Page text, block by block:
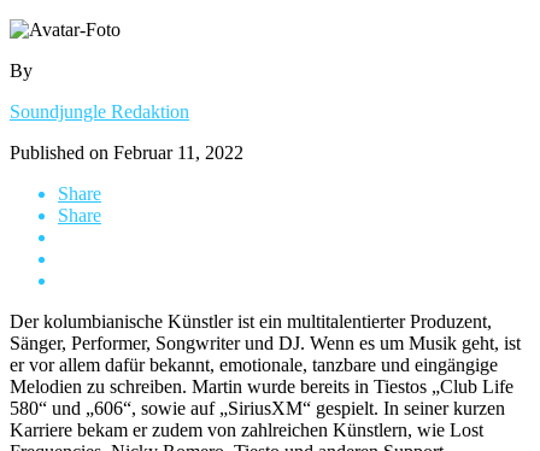
By
Soundjungle Redaktion
Published on Februar 11, 2022
Share
Share
Der kolumbianische Künstler ist ein multitalentierter Produzent,
Sänger, Performer, Songwriter und DJ. Wenn es um Musik geht, ist
er vor allem dafür bekannt, emotionale, tanzbare und eingängige
Melodien zu schreiben. Martin wurde bereits in Tiestos „Club Life
580“ und „606“, sowie auf „SiriusXM“ gespielt. In seiner kurzen
Karriere bekam er zudem von zahlreichen Künstlern, wie Lost